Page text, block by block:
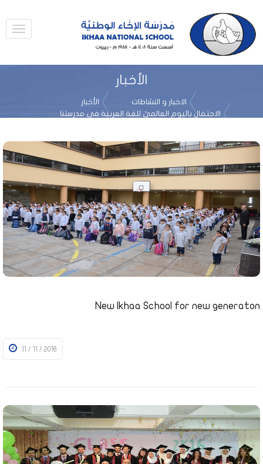
الأخبار
الاخبار و النشاطات
الأخبار
الاحتفال باليوم العالميّ للغة العربية في مدرستنا
New Ikhaa School for new generaton
11 / 11 / 2016